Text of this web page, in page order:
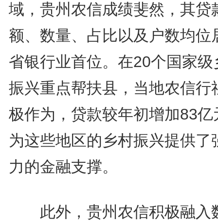
域，贵州农信成绩斐然，其贷
额、数量、占比以及户数均位
省银行业首位。在20个国家级
振兴重点帮扶县，当地农信行
极作为，贷款较年初增加83亿
为这些地区的乡村振兴提供了
力的金融支撑。
此外，贵州农信积极融入